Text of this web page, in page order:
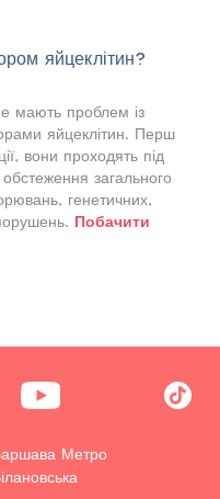
яйцеклітин?
мають проблем із
яйцеклітин. Перш
вони проходять під
загального
генетичних,
Побачити
Метро